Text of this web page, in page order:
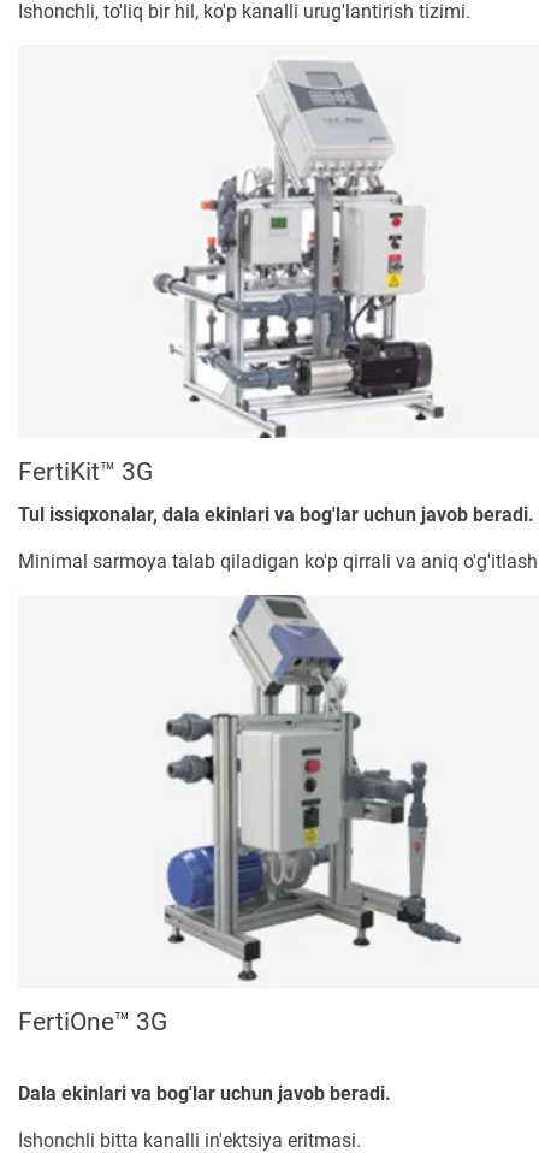
Ishonchli, to'liq bir hil, ko'p kanalli urug'lantirish tizimi.
FertiKit™ 3G
Tul issiqxonalar, dala ekinlari va bog'lar uchun javob beradi.
Minimal sarmoya talab qiladigan ko'p qirrali va aniq
FertiOne™ 3G
Dala ekinlari va bog'lar uchun javob beradi.
Ishonchli bitta kanalli in'ektsiya eritmasi.